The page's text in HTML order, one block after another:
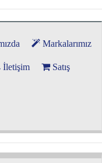
Markalarımız
İletişim Satış